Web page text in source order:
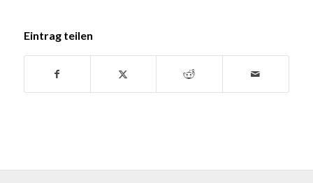
Eintrag teilen